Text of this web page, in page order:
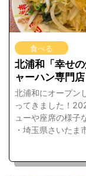
食べる
北浦和「幸せ
ャーハン専門店
北浦和にオープン
ってきました！
ューや座席の様子
・埼玉県さいた